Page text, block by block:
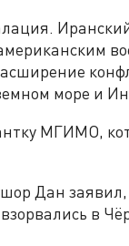
море и
МГИМО,
Дан
в